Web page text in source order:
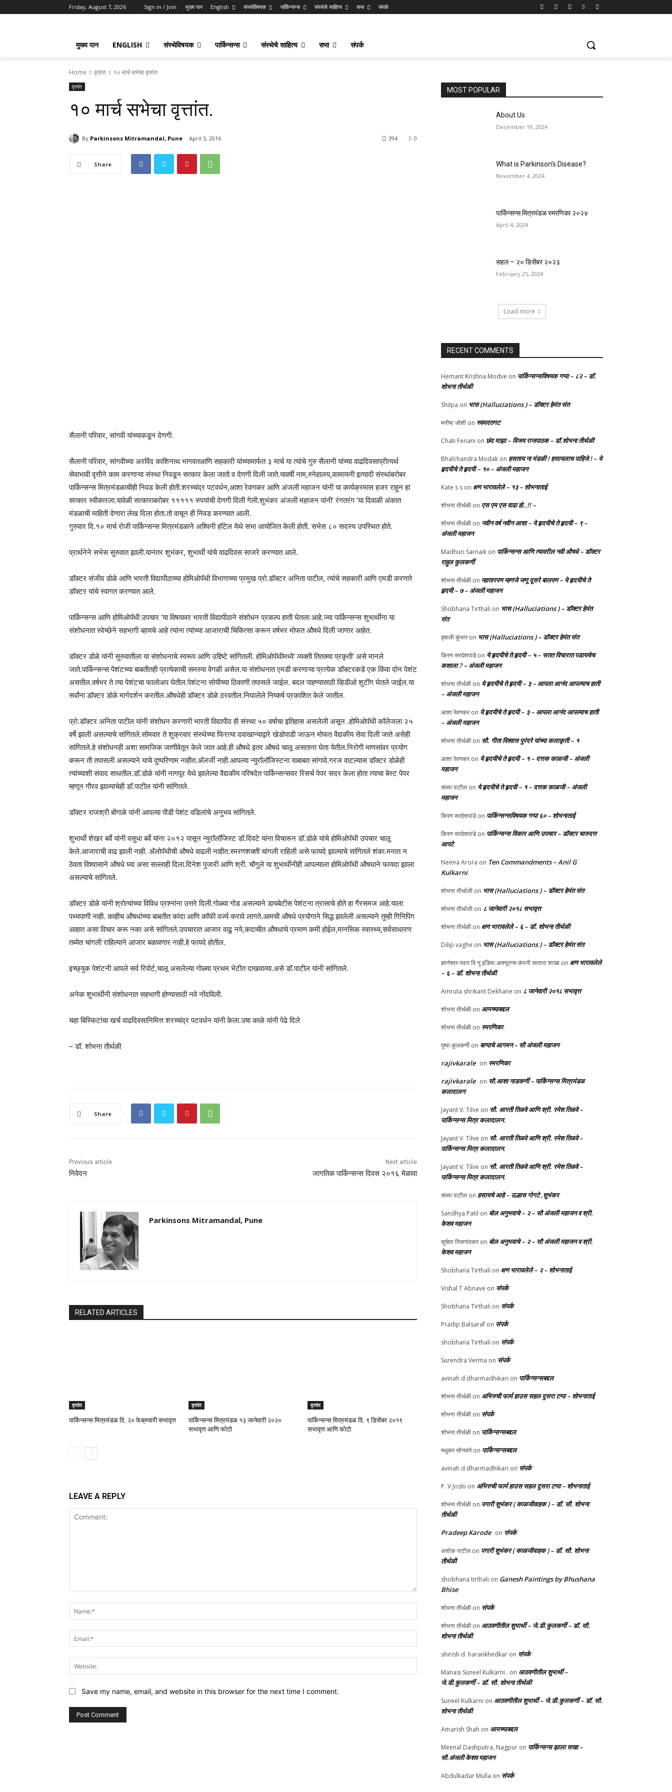
Friday, August 7, 2026 Sign in / Join मुख्य पान English संस्थेविषयक पार्किन्सन्स संस्थेचे साहित्य सभा संपर्क
मुख्य पान ENGLISH संस्थेविषयक पार्किन्सन्स संस्थेचे साहित्य सभा संपर्क
Home वृत्तांत १० मार्च सभेचा वृत्तांत.
वृत्तांत
१० मार्च सभेचा वृत्तांत.
By Parkinsons Mitramandal, Pune April 5, 2016 0
394
Share
सैलानी परिवार, सांगवी यांच्याकडून देणगी.
सैलानी परिवार, सांगवीच्या अरविंद काशिनाथ भागवतआणि सहकारी यांच्यामार्फत ३ मार्च या त्यांचे गुरु सैलानी यांच्या वाढदिवसाप्रीत्यर्थ
सेवाभावी वृत्तीने काम करणाऱ्या संस्था निवडून सत्कार केला जातो व देणगी दिली जाते.यावर्षी नाम,स्नेहालय,कामायनी इत्यादी संस्थांबरोबर
पार्किन्सन्स मित्रमंडळाचीही निवड केली होती.शरच्चंद्र पटवर्धन,आशा रेवणकर आणि अंजली महाजन यांनी या कार्यक्रमास हजर राहून हा
सत्कार स्वीकारला.यावेळी सत्काराबरोबर १११११ रुपयांची देणगी दिली गेली.शुभंकर अंजली महाजन यांनी’ रंगतरंग ‘या दिवाळी अंकात
मंडळाची माहिती देणारा लेख दिला होता.तो वाचून ही निवड करण्यात आली.
गुरुवार दि.१० मार्च रोजी पार्किन्सन्स मित्रमंडळाने अश्विनी हॉटेल येथे सभा आयोजित केली होती. सभेस ८० सदस्य उपस्थित होते.
प्रार्थनेने सभेस सुरुवात झाली.यानंतर शुभंकर, शुभार्थी यांचे वाढदिवस साजरे करण्यात आले.
डॉक्टर संजीव डोळे आणि भारती विद्यापीठाच्या होमिओपॅथी विभागाच्या प्रमुख प्रो.डॉक्टर अनिता पाटील, त्यांचे सहकारी आणि एमडी करणारे
डॉक्टर यांचे स्वागत करण्यात आले.
पार्किन्सन्स आणि होमिओपॅथी उपचार ‘या विषयावर भारती विद्यापीठाने संशोधन प्रकल्प हाती घेतला आहे.ज्या पार्किन्सन्स शुभार्थीना या
संशोधनात स्वेच्छेने सहभागी व्हायचे आहे त्यांना त्यांच्या आजाराची चिकित्सा करून वर्षभर मोफत औषधे दिली जाणार आहेत.
डॉक्टर डोळे यांनी सुरुवातीला या संशोधनाचे स्वरूप आणि उद्दिष्टे सांगितली. होमिओपॅथीमध्ये’ व्यक्ती तितक्या प्रकृती’ असे मानले
जाते.पार्किन्सन्स पेशंटच्या बाबतीतही प्रत्येकाची समस्या वेगळी असेल.या संशोधनात एमडी करणाऱ्या प्रत्येक डॉक्टरकडे एक किंवा दोन पेशंट
असतील.वर्षभर ते त्या पेशंटचा फालोअप घेतील.पेशंटना सोयीच्या ठिकाणी तपासले जाईल. बदल पाहण्यासाठी व्हिडीओ शुटींग घेतले जाईल.या
सर्वांना डॉक्टर डोळे मार्गदर्शन करतील.औषधेही डॉक्टर डोळे ठरवतील.निघालेले निष्कर्ष प्रकाशित केले जातील.
प्रो.डॉक्टर अनिता पाटील यांनी संशोधन करणारी भारती विद्यापीठ ही संस्था ५० वर्षाचा इतिहास असलेली असून .होमिओपॅथी कॉलेजला २५
वर्षे झाली असल्याचे सांगितले.सोमवार ते शुक्रवार संस्थेच्या फिरत्या दवाखान्याद्वारे खेडोपाडी जाऊन मोफत वैद्यकीय सेवा दिली जाते असेही
सांगितले.हे संशोधनही अशा सामजिक जाणीवेतून केले जात आहे.ही औषधे इतर औषधे चालू असताना घेता येतील.निरोगी माणसांवर प्रयोग
करून ती तपासली असल्याने याचे दुष्परिणाम नाहीत.अ‍ॅलर्जी नाही.आपल्या न्युरॉलॉजिस्टना याबाबत सांगावे.गरज वाटल्यास डॉक्टर डोळेही
त्यांच्याशी संवाद साधतील.डॉ.डोळे यांनी नागपूर येथे झालेल्या वैद्यकीय परिषदेत पार्किन्सन्सवर रिसर्च पेपर सदर केला होता त्याचा बेस्ट पेपर
म्हणून गौरव झाल्याचेही डॉ.पाटील यांनी सांगितले.
डॉक्टर राजश्री बोंगाळे यांनी आपल्या पीडी पेशंट वडिलांचे अनुभव सांगितले.
शुभार्थी शेखर बर्वे यांनी वसुधा बर्वे यांना २०१२ पासून न्युरॉलॉजिस्ट डॉ.दिवटे यांना विचारून डॉ.डोळे यांचे होमिओपॅथी उपचार चालू
केले.आजाराची वाढ झाली नाही. अ‍ॅलोपॅथीची औषधे वाढली नाहीत.स्मरणशक्ती चांगली राहिली असे फायदे झाल्याचे सांगितले शंका.मनात न
ठेवता विश्वासाने औषधे घ्या असा सल्लाही दिला.दिनेश पुजारी आणि श्री. चौगुले या शुभार्थीनीही आपल्याला होमिओपॅथी औषधाने फायदा झाला
असल्याचे सांगितले.
डॉक्टर डोळे यांनी श्रोत्यांच्या विविध प्रश्नांना उत्तरे दिली.गोळ्या गोड असल्याने डायबेटीस पेशंटना त्रासाचे होते हा गैरसमज आहे.याला
पथ्यपाणी नाही. काहीच औषधांच्या बाबतीत कांदा आणि कॉफी वर्ज्य करावे लागते.आमची औषधे प्रयोगाने सिद्ध झालेली असल्याने तुम्ही गिनिपिग
आहात असा विचार करू नका असे सांगितले.उपचारात आजार वाढू नये,कदाचीत औषधाचे प्रमाण कमी होईल,मानसिक स्वास्थ्य,सर्वसाधारण
तब्येत चांगली राहिल्याने आजार बळावणार नाही.हे फायदे होतील.
इच्छ्युक पेशंटनी आपले सर्व रिपोर्ट,चालू असलेल्या गोळ्या प्रथम भेटीत दाखवाव्या.असे डॉ.पाटील यांनी सांगितले.
अनेक शुभार्थीनी संशोधनात सहभागी होण्यासाठी नवे नोंदविली.
चहा बिस्किटांचा खर्च वाढदिवसानिमित्त शरच्चंद्र पटवर्धन यांनी केला.उषा काळे यांनी पेढे दिले
– डॉ. शोभना तीर्थळी
Share
Previous article
निवेदन
Next article
जागतिक पार्किन्सन्स दिवस २०१६ मेळावा
Parkinsons Mitramandal, Pune
RELATED ARTICLES
वृत्तांत
पार्किन्सन्स मित्रमंडळ दि. २० फेब्रुवारी सभावृत्त
वृत्तांत
पार्किन्सन्स मित्रमंडळ १३ जानेवारी २०२०
सभावृत्त आणि फोटो
वृत्तांत
पार्किन्सन्स मित्रमंडळ दि. ९ डिसेंबर २०१९
सभावृत्त आणि फोटो
LEAVE A REPLY
Name:*
Save my name, email, and website in this browser for the next time I comment.
MOST POPULAR
About Us
December 19, 2024
What is Parkinson’s Disease?
November 4, 2024
पार्किन्सन्स मित्रमंडळ स्मरणिका २०२४
April 4, 2024
सहल – २० डिसेंबर २०२३
February 25, 2024
Load more
RECENT COMMENTS
Hemant Krishna Modve on पार्किन्सन्सविषयक गप्पा – ८२ – डॉ.
शोभना तीर्थळी
Shilpa on भास (Halluciations ) – डॉक्टर हेमंत संत
मनीषा जोशी on स्वमदतगट
Chati Fenani on छंद माझा – विजय राजपाठक – डॉ.शोभना तीर्थळी
Bhalchandra Modak on हसताय ना मंडळी‌ ! हसायलाच पाहिजे ! – ये
हृदयीचे ते हृदयी – १० – अंजली महाजन
Kate s s on क्षण भारावलेले – १३ – शोभनाताई
शोभना तीर्थळी on एस एम एस वाढा हो..!! –
शोभना तीर्थळी on नवीन वर्ष नवीन आशा – ये हृदयीचे ते हृदयी – ९ –
अंजली महाजन
Madhuri Sarnaik on पार्किन्सन्स आणि त्यावरील नवी औषधे – डॉक्टर
राहुल कुलकर्णी
शोभना तीर्थळी on म्हातारपण म्हणजे जणू दूसरे बालपण – ये हृदयीचे ते
हृदयी – ७ – अंजली महाजन
Shobhana Tirthali on भास (Halluciations ) – डॉक्टर हेमंत
संत
वृषाली कुंभारon भास (Halluciations ) – डॉक्टर हेमंत संत
किरण सरदेशपांडेon ये हृदयीचे ते हृदयी – ५ – सतत विचारात पडायचेच
कशाला ? – अंजली महाजन
शोभना तीर्थळी on ये हृदयीचे ते हृदयी – ३ – आपला आनंद आपल्याच हाती
– अंजली महाजन
आशा रेवणकरon ये हृदयीचे ते हृदयी – ३ – आपला आनंद आपल्याच हाती
– अंजली महाजन
शोभना तीर्थळी on सौ. गीता विश्वास पुरंदरे यांच्या कलाकृती – १
आशा रेवणकरon ये हृदयीचे ते हृदयी – १ – दत्तक काळजी – अंजली
महाजन
संध्या पाटील on ये हृदयीचे ते हृदयी – १ – दत्तक काळजी – अंजली
महाजन
किरण सरदेशपांडेon पार्किन्सन्सविषयक गप्पा ६० – शोभनाताई
किरण सरदेशपांडेon पार्किन्सन्स विकार आणि उपचार – डॉक्टर चारुदत्त
आपटे
Neena Arora on Ten Commandments – Anil G
Kulkarni
शोभना तीर्थाली on भास (Halluciations ) – डॉक्टर हेमंत संत
शोभना तीर्थाली on ८ जानेवारी २०१८ सभावृत्त
शोभना तीर्थळी on क्षण भारावलेले – ६ – डॉ. शोभना तीर्थळी
Dilip vaghe on भास (Halluciations ) – डॉक्टर हेमंत संत
ज्ञानेश्वर पवार दि नु इंडिया आश्यूरन्स कंपनी सातारा शाखा on क्षण भारावलेले
– ६ – डॉ. शोभना तीर्थळी
Amruta shrikant Dekhane on ८ जानेवारी २०१८ सभावृत्त
शोभना तीर्थळी on आमच्याबद्दल
शोभना तीर्थळी on स्मरणिका
पुष्पा कुलकर्णी on बाप्पाचे आगमन – सौ अंजली महाजन
rajivkarale on स्मरणिका
rajivkarale on सौ.आशा नाडकर्णी – पार्किन्सन्स मित्रमंडळ
कलादालन
Jayant V. Tilve on सौ. आरती तिळवे आणि श्री. रमेश तिळवे –
पार्किन्सन्स मित्र कलादालन.
Jayant V. Tilve on सौ. आरती तिळवे आणि श्री. रमेश तिळवे –
पार्किन्सन्स मित्र कलादालन.
Jayant V. Tilve on सौ. आरती तिळवे आणि श्री. रमेश तिळवे –
पार्किन्सन्स मित्र कलादालन.
संध्या पाटील on हसायचे आहे – उल्हास गोगटे ,शुभंकर
Sandhya Patil on बोल अनुभवाचे – २ – सौ अंजली महाजन व श्री.
केशव महाजन
सुचेता तिसगांवकरon बोल अनुभवाचे – २ – सौ अंजली महाजन व श्री.
केशव महाजन
Shobhana Tirthali on क्षण भारावलेले – २ – शोभनाताई
Vishal T Abnave on संपर्क
Shobhana Tirthali on संपर्क
Pradip Balsaraf on संपर्क
shobhana Tirthali on संपर्क
Surendra Verma on संपर्क
avinah d dharmadhikari on पार्किन्सन्सबद्दल
शोभना तीर्थळी on अभिरुची फार्म हाउस सहल दुसरा टप्पा – शोभनाताई
शोभना तीर्थळी on संपर्क
शोभना तीर्थळी on पार्किन्सन्सबद्दल
मधुकर सोनवणेon पार्किन्सन्सबद्दल
avinah d dharmadhikari on संपर्क
P. V Joshi on अभिरुची फार्म हाउस सहल दुसरा टप्पा – शोभनाताई
शोभना तीर्थळी on पगारी शुभंकर ( काळजीवाहक ) – डॉ. सौ. शोभना
तीर्थळी
Pradeep Karode on संपर्क
अशोक पाटील on पगारी शुभंकर ( काळजीवाहक ) – डॉ. सौ. शोभना
तीर्थळी
shobhana tirthali on Ganesh Paintings by Bhushana
Bhise
शोभना तीर्थळी on संपर्क
शोभना तीर्थळी on आठवणीतील शुभार्थी – जे.डी.कुलकर्णी – डॉ. सौ.
शोभना तीर्थळी
shirish d. harankhedkar on संपर्क
Manasi Suneel Kulkarni . on आठवणीतील शुभार्थी –
जे.डी.कुलकर्णी – डॉ. सौ. शोभना तीर्थळी
Suneel Kulkarni on आठवणीतील शुभार्थी – जे.डी.कुलकर्णी – डॉ. सौ.
शोभना तीर्थळी
Amarish Shah on आमच्याबद्दल
Meenal Dashputra, Nagpur on पार्किन्सन्स झाला सखा –
सौ.अंजली केशव महाजन
Abdulkadar Mulla on संपर्क